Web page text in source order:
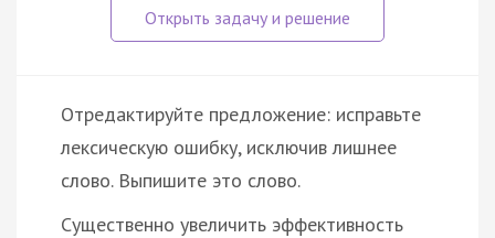
Отредактируйте предложение: исправьте
лексическую ошибку, исключив лишнее
слово. Выпишите это слово.
Существенно увеличить эффективность